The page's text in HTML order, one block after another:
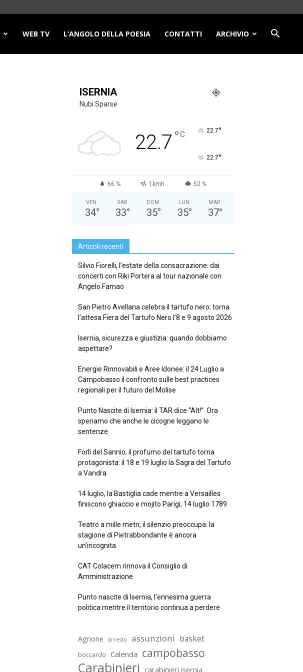
WEB TV L’ANGOLO DELLA POESIA CONTATTI ARCHIVIO
ISERNIA
Nubi Sparse
22.7 °C 22.7°
22.7°
66 % 1kmh 52 %
VEN
34°
SAB
33°
DOM
35°
LUN
35°
MAR
37°
Articoli recenti
Silvio Fiorelli, l’estate della consacrazione: dai
concerti con Riki Portera al tour nazionale con
Angelo Famao
San Pietro Avellana celebra il tartufo nero: torna
l’attesa Fiera del Tartufo Nero l’8 e 9 agosto 2026
Isernia, sicurezza e giustizia: quando dobbiamo
aspettare?
Energie Rinnovabili e Aree Idonee: il 24 Luglio a
Campobasso il confronto sulle best practices
regionali per il futuro del Molise
Punto Nascite di Isernia: il TAR dice “Alt!”. Ora
speriamo che anche le cicogne leggano le
sentenze
Forlì del Sannio, il profumo del tartufo torna
protagonista: il 18 e 19 luglio la Sagra del Tartufo
a Vandra
14 luglio, la Bastiglia cade mentre a Versailles
finiscono ghiaccio e mojito Parigi, 14 luglio 1789.
Teatro a mille metri, il silenzio preoccupa: la
stagione di Pietrabbondante è ancora
un’incognita
CAT Colacem rinnova il Consiglio di
Amministrazione
Punto nascite di Isernia, l’ennesima guerra
politica mentre il territorio continua a perdere
Agnone arresto assunzioni basket
boccardo Calenda campobasso
Carabinieri carabinieri isernia